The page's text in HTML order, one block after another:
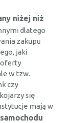
niżej niż
dlatego
zakupu
jaki
oferty
w tzw.
czy
się
mają w